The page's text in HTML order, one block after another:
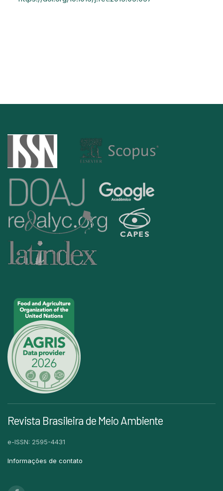
Revista Brasileira de Meio Ambiente
e-ISSN: 2595-4431
Informações de contato